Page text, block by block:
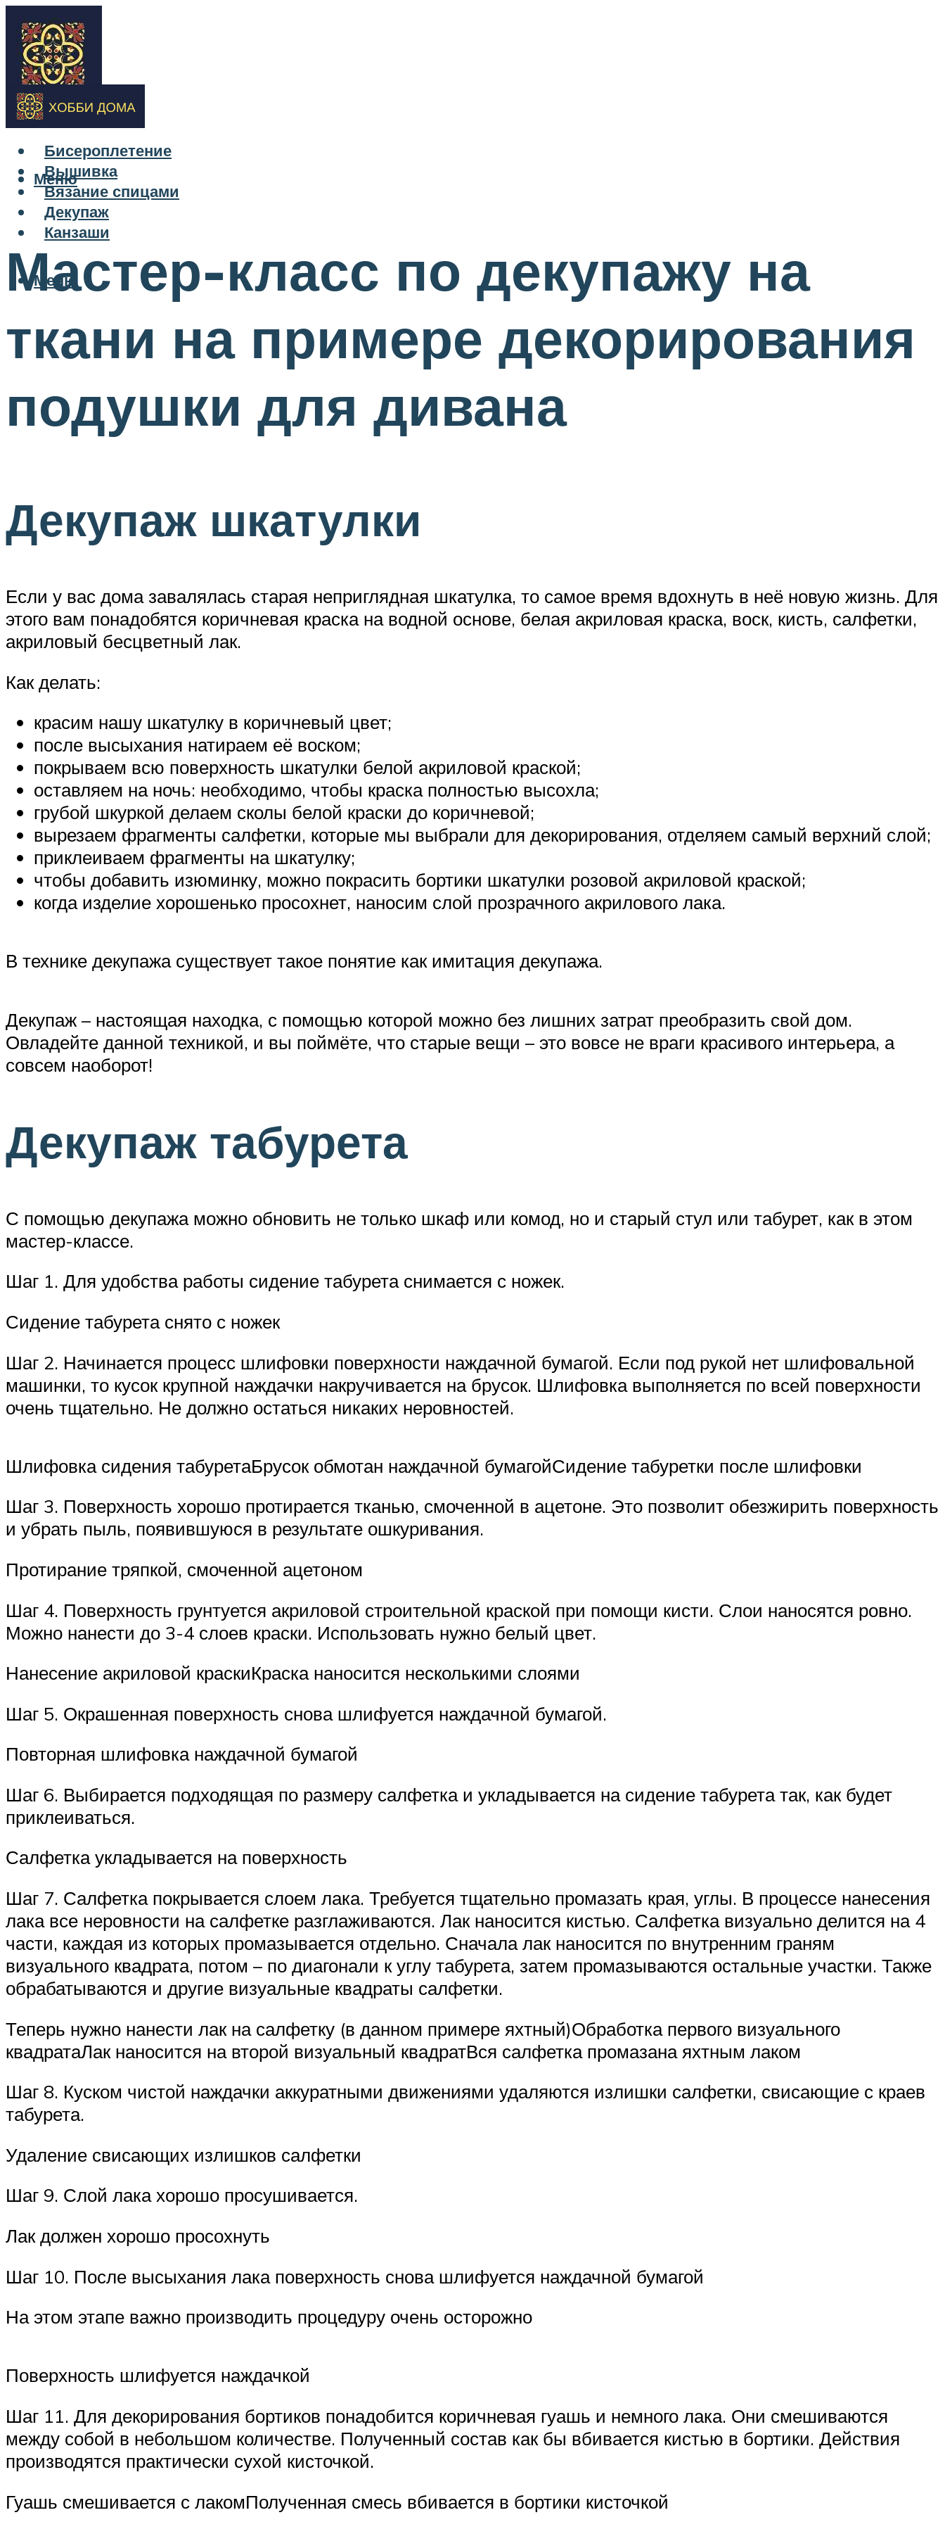
Бисероплетение
Вышивка
Вязание спицами
Декупаж
Канзаши
Меню
Меню
Мастер-класс по декупажу на
ткани на примере декорирования
подушки для дивана
Декупаж шкатулки
Если у вас дома завалялась старая неприглядная шкатулка, то самое время вдохнуть в неё новую жизнь. Для
этого вам понадобятся коричневая краска на водной основе, белая акриловая краска, воск, кисть, салфетки,
акриловый бесцветный лак.
Как делать:
красим нашу шкатулку в коричневый цвет;
после высыхания натираем её воском;
покрываем всю поверхность шкатулки белой акриловой краской;
оставляем на ночь: необходимо, чтобы краска полностью высохла;
грубой шкуркой делаем сколы белой краски до коричневой;
вырезаем фрагменты салфетки, которые мы выбрали для декорирования, отделяем самый верхний слой;
приклеиваем фрагменты на шкатулку;
чтобы добавить изюминку, можно покрасить бортики шкатулки розовой акриловой краской;
когда изделие хорошенько просохнет, наносим слой прозрачного акрилового лака.
В технике декупажа существует такое понятие как имитация декупажа.
Декупаж – настоящая находка, с помощью которой можно без лишних затрат преобразить свой дом.
Овладейте данной техникой, и вы поймёте, что старые вещи – это вовсе не враги красивого интерьера, а
совсем наоборот!
Декупаж табурета
С помощью декупажа можно обновить не только шкаф или комод, но и старый стул или табурет, как в этом
мастер-классе.
Шаг 1. Для удобства работы сидение табурета снимается с ножек.
Сидение табурета снято с ножек
Шаг 2. Начинается процесс шлифовки поверхности наждачной бумагой. Если под рукой нет шлифовальной
машинки, то кусок крупной наждачки накручивается на брусок. Шлифовка выполняется по всей поверхности
очень тщательно. Не должно остаться никаких неровностей.
Шлифовка сидения табуретаБрусок обмотан наждачной бумагойСидение табуретки после шлифовки
Шаг 3. Поверхность хорошо протирается тканью, смоченной в ацетоне. Это позволит обезжирить поверхность
и убрать пыль, появившуюся в результате ошкуривания.
Протирание тряпкой, смоченной ацетоном
Шаг 4. Поверхность грунтуется акриловой строительной краской при помощи кисти. Слои наносятся ровно.
Можно нанести до 3-4 слоев краски. Использовать нужно белый цвет.
Нанесение акриловой краскиКраска наносится несколькими слоями
Шаг 5. Окрашенная поверхность снова шлифуется наждачной бумагой.
Повторная шлифовка наждачной бумагой
Шаг 6. Выбирается подходящая по размеру салфетка и укладывается на сидение табурета так, как будет
приклеиваться.
Салфетка укладывается на поверхность
Шаг 7. Салфетка покрывается слоем лака. Требуется тщательно промазать края, углы. В процессе нанесения
лака все неровности на салфетке разглаживаются. Лак наносится кистью. Салфетка визуально делится на 4
части, каждая из которых промазывается отдельно. Сначала лак наносится по внутренним граням
визуального квадрата, потом – по диагонали к углу табурета, затем промазываются остальные участки. Также
обрабатываются и другие визуальные квадраты салфетки.
Теперь нужно нанести лак на салфетку (в данном примере яхтный)Обработка первого визуального
квадратаЛак наносится на второй визуальный квадратВся салфетка промазана яхтным лаком
Шаг 8. Куском чистой наждачки аккуратными движениями удаляются излишки салфетки, свисающие с краев
табурета.
Удаление свисающих излишков салфетки
Шаг 9. Слой лака хорошо просушивается.
Лак должен хорошо просохнуть
Шаг 10. После высыхания лака поверхность снова шлифуется наждачной бумагой
На этом этапе важно производить процедуру очень осторожно
Поверхность шлифуется наждачкой
Шаг 11. Для декорирования бортиков понадобится коричневая гуашь и немного лака. Они смешиваются
между собой в небольшом количестве. Полученный состав как бы вбивается кистью в бортики. Действия
производятся практически сухой кисточкой.
Гуашь смешивается с лакомПолученная смесь вбивается в бортики кисточкой